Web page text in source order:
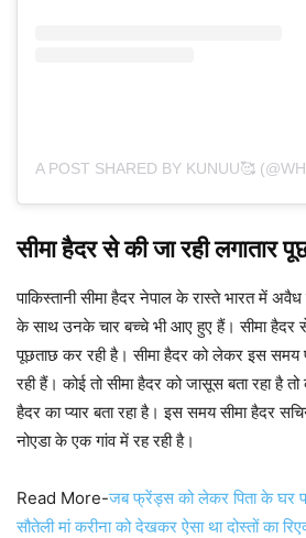
सीमा हैदर से की जा रही लगातार
पाकिस्तानी सीमा हैदर नेपाल के रास्ते भारत में
के साथ उनके चार बच्चे भी आए हुए हैं। सीमा हैदर
पूछताछ कर रही है। सीमा हैदर को लेकर इस समय
रही हैं। कोई तो सीमा हैदर को जासूस बता रहा है
हैदर का प्यार बता रहा है। इस समय सीमा हैदर
नोएडा के एक गांव में रह रही है।
Read More-जब फ्रेंड्स को लेकर पिता के घर
सौतेली मां करीना को देखकर ऐसा था दोस्तों का